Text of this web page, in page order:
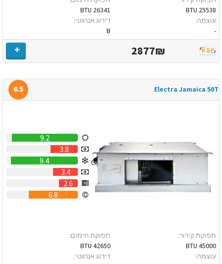
25538 BTU
עוצמה:
-
26341 BTU
דירוג אנרגטי:
B
2877₪
Electra Jamaica 50T
6.5
9.2
3.8
9.4
3.4
2.6
6.8
תפוקת קירור:
45000 BTU
עוצמה:
תפוקת חימום:
42650 BTU
דירוג אנרגטי: